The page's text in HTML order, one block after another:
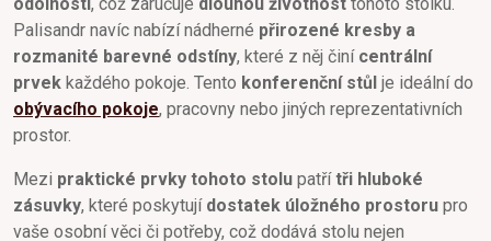
Palisandr navíc nabízí nádherné přirozené kresby a
rozmanité barevné odstíny, které z něj činí centrální
prvek každého pokoje. Tento konferenční stůl je ideální do
obývacího pokoje, pracovny nebo jiných reprezentativních
prostor.
Mezi praktické prvky tohoto stolu patřítři hluboké
zásuvky, které poskytují dostatek úložného prostoru pro
vaše osobní věci či potřeby, což dodává stolu nejen